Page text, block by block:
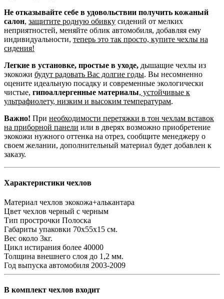
Не отказывайте себе в удовольствии получить кожаный
салон, защитите родную обивку сидений от мелких
неприятностей, меняйте облик автомобиля, добавляя ему
индивидуальности, теперь это так просто, купите чехлы на
сидения!
Легкие в установке, простые в уходе, дышащие чехлы из
экокожи будут радовать Вас долгие годы. Вы несомненно
оцените идеальную посадку и современные экологически
чистые, гипоаллергенные материалы, устойчивые к
ультрафиолету, низким и высоким температурам.
Важно! При необходимости перетяжки в тон чехлам вставок
на приборной панели или в дверях возможно приобретение
экокожи нужного оттенка на отрез, сообщите менеджеру о
своем желании, дополнительный материал будет добавлен к
заказу.
Характеристики чехлов
Материал чехлов экокожа+алькантара
Цвет чехлов черный с черным
Тип прострочки Полоска
Габариты упаковки 70х55х15 см.
Вес около 3кг.
Цикл истирания более 40000
Толщина внешнего слоя до 1,2 мм.
Год выпуска автомобиля 2003-2009
В комплект чехлов входит